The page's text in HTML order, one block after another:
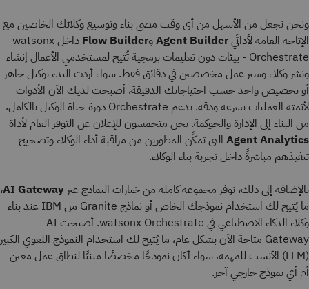
ونحن نجعل من الأسهل من أي وقت مضى بناء وتوسيع وكلائك الخاصين مع
الإتاحة العامة لأداتَيAgent BuilderوFlow Builder
داخل watsonx
Orchestrate - بيئات دون تعليمات برمجية تُتيح لمستخدمي الأعمال إنشاء
ونشر وكلاء وسير عمل مخصصين في دقائق فقط. سواء أردت البدء بوكيل جاهز
أو تخصيص واحد حسب احتياجاتك الدقيقة، أصبحت لديك الآن الأدوات
لأتمتة العمليات بسرعة ودقة. يدعم Orchestrate دورة حياة الوكيل بالكامل،
من البناء إلى الإدارة والحوكمة. نحن متحمسون للإعلان عن التوفر العام لأداة
Agent Analytics التي تمكِّن المطورين من مراقبة أداء الوكلاء وتصحيح
تنفيذهم مباشرةً داخل تجربة بناء الوكلاء.
بالإضافة إلى ذلك، نوفر مجموعة كاملة من خيارات النماذج عبر AI Gateway،
ما يُتيح لك استخدام نموذجك الخاص أو نماذج Granite من IBM عند بناء
وكلاء الذكاء الاصطناعي في watsonx Orchestrate. أصبحت AI
Gateway متاحة الآن بشكل عام، ما يُتيح لك استخدام النموذج اللغوي الكبير
(LLM) الأنسب للمهمة، سواء أكان نموذجًا مخصصًا مبنيًا لنطاق عمل معين
أم أي نموذج خارجي آخر.